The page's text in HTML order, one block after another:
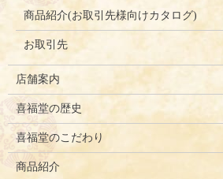
商品紹介(お取引先様向けカタログ)
お取引先
店舗案内
喜福堂の歴史
喜福堂のこだわり
商品紹介